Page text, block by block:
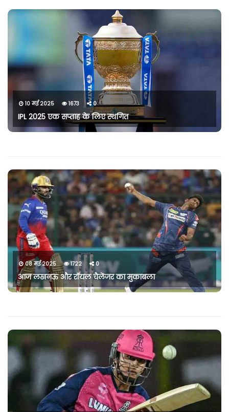
10 मई 2025 1673 0
IPL 2025 एक सप्ताह के लिए स्थगित
08 मई 2025 1722 0
आज लखनऊ और रॉयल चैलेंजर का मुकाबला